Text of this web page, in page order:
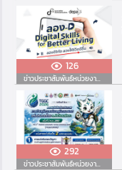
126
ข่าวประชาสัมพันธ์หน่วยงานอื่น
292
ข่าวประชาสัมพันธ์หน่วยงานอื่น